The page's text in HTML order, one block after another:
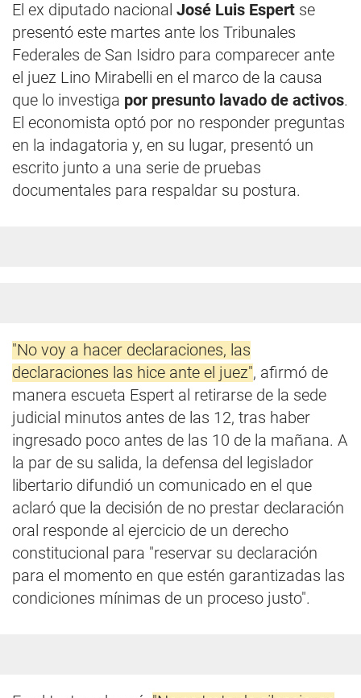
El ex diputado nacional José Luis Espert se
presentó este martes ante los Tribunales
Federales de San Isidro para comparecer ante
el juez Lino Mirabelli en el marco de la causa
que lo investiga por presunto lavado de activos.
El economista optó por no responder preguntas
en la indagatoria y, en su lugar, presentó un
escrito junto a una serie de pruebas
documentales para respaldar su postura.
"No voy a hacer declaraciones, las
declaraciones las hice ante el juez", afirmó de
manera escueta Espert al retirarse de la sede
judicial minutos antes de las 12, tras haber
ingresado poco antes de las 10 de la mañana. A
la par de su salida, la defensa del legislador
libertario difundió un comunicado en el que
aclaró que la decisión de no prestar declaración
oral responde al ejercicio de un derecho
constitucional para "reservar su declaración
para el momento en que estén garantizadas las
condiciones mínimas de un proceso justo".